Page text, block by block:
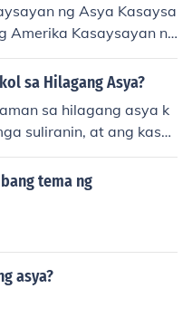
ng Asya Kasaysa
Amerika Kasaysayan ng
Africa Kasaysayan ng K
Relihiyon
sa Hilagang Asya?
sa hilagang asya k
suliranin, at ang kasa
tema ng
asya?